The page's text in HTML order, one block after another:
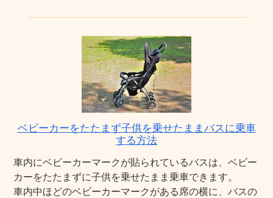
ベビーカーをたたまず子供を乗せたままバスに乗車
する方法
車内にベビーカーマークが貼られているバスは、ベビー
カーをたたまずに子供を乗せたまま乗車できます。
車内中ほどのベビーカーマークがある席の横に、バスの